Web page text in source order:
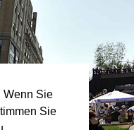
Wenn Sie
Sie